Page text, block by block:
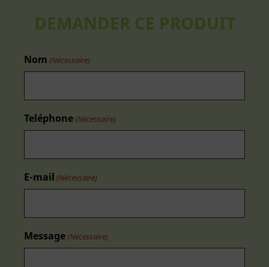
DEMANDER CE PRODUIT
Nom (Nécessaire)
Teléphone(Nécessaire)
E-mail (Nécessaire)
Message(Nécessaire)